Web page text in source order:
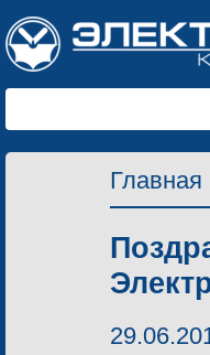
Главная